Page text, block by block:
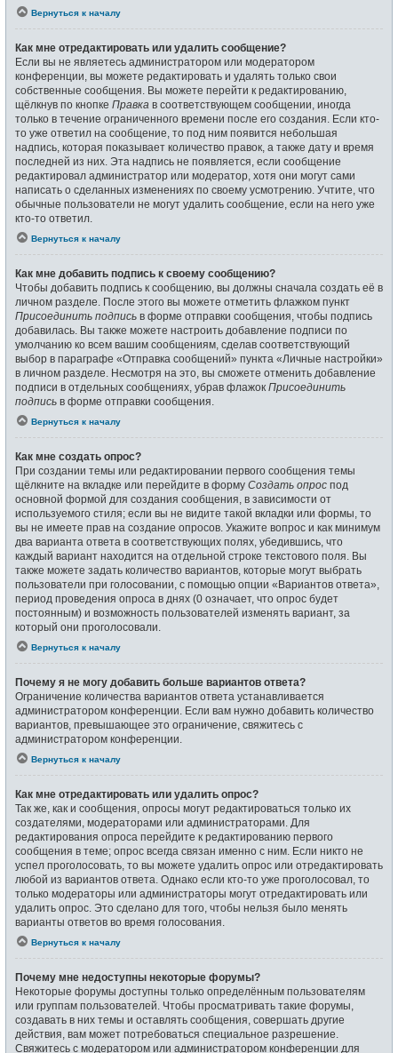
Вернуться к началу
Как мне отредактировать или удалить сообщение?
Если вы не являетесь администратором или модератором
конференции, вы можете редактировать и удалять только свои
собственные сообщения. Вы можете перейти к редактированию,
щёлкнув по кнопке Правка в соответствующем сообщении, иногда
только в течение ограниченного времени после его создания. Если кто-
то уже ответил на сообщение, то под ним появится небольшая
надпись, которая показывает количество правок, а также дату и время
последней из них. Эта надпись не появляется, если сообщение
редактировал администратор или модератор, хотя они могут сами
написать о сделанных изменениях по своему усмотрению. Учтите, что
обычные пользователи не могут удалить сообщение, если на него уже
кто-то ответил.
Вернуться к началу
Как мне добавить подпись к своему сообщению?
Чтобы добавить подпись к сообщению, вы должны сначала создать её в
личном разделе. После этого вы можете отметить флажком пункт
Присоединить подпись в форме отправки сообщения, чтобы подпись
добавилась. Вы также можете настроить добавление подписи по
умолчанию ко всем вашим сообщениям, сделав соответствующий
выбор в параграфе «Отправка сообщений» пункта «Личные настройки»
в личном разделе. Несмотря на это, вы сможете отменить добавление
подписи в отдельных сообщениях, убрав флажок Присоединить
подпись в форме отправки сообщения.
Вернуться к началу
Как мне создать опрос?
При создании темы или редактировании первого сообщения темы
щёлкните на вкладке или перейдите в форму Создать опрос под
основной формой для создания сообщения, в зависимости от
используемого стиля; если вы не видите такой вкладки или формы, то
вы не имеете прав на создание опросов. Укажите вопрос и как минимум
два варианта ответа в соответствующих полях, убедившись, что
каждый вариант находится на отдельной строке текстового поля. Вы
также можете задать количество вариантов, которые могут выбрать
пользователи при голосовании, с помощью опции «Вариантов ответа»,
период проведения опроса в днях (0 означает, что опрос будет
постоянным) и возможность пользователей изменять вариант, за
который они проголосовали.
Вернуться к началу
Почему я не могу добавить больше вариантов ответа?
Ограничение количества вариантов ответа устанавливается
администратором конференции. Если вам нужно добавить количество
вариантов, превышающее это ограничение, свяжитесь с
администратором конференции.
Вернуться к началу
Как мне отредактировать или удалить опрос?
Так же, как и сообщения, опросы могут редактироваться только их
создателями, модераторами или администраторами. Для
редактирования опроса перейдите к редактированию первого
сообщения в теме; опрос всегда связан именно с ним. Если никто не
успел проголосовать, то вы можете удалить опрос или отредактировать
любой из вариантов ответа. Однако если кто-то уже проголосовал, то
только модераторы или администраторы могут отредактировать или
удалить опрос. Это сделано для того, чтобы нельзя было менять
варианты ответов во время голосования.
Вернуться к началу
Почему мне недоступны некоторые форумы?
Некоторые форумы доступны только определённым пользователям
или группам пользователей. Чтобы просматривать такие форумы,
создавать в них темы и оставлять сообщения, совершать другие
действия, вам может потребоваться специальное разрешение.
Свяжитесь с модератором или администратором конференции для